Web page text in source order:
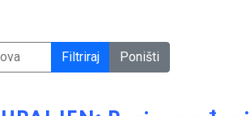
Filtriraj Poništi